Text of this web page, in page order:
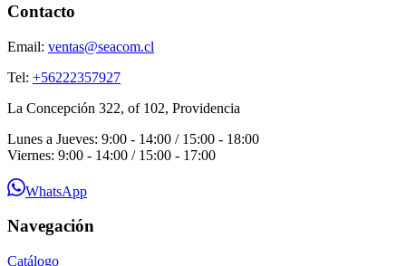
Contacto
Email: ventas@seacom.cl
Tel: +56222357927
La Concepción 322, of 102, Providencia
Lunes a Jueves: 9:00 - 14:00 / 15:00 - 18:00
Viernes: 9:00 - 14:00 / 15:00 - 17:00
WhatsApp
Navegación
Catálogo